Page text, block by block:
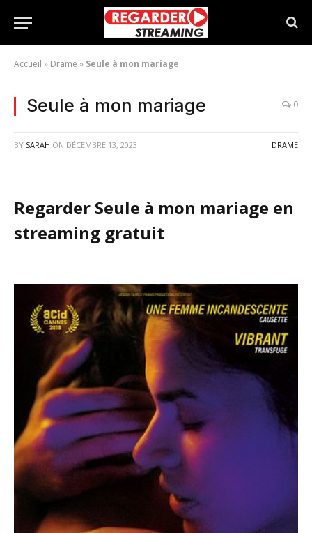
Accueil » Drame » Seule à mon mariage
Seule à mon mariage 0
BY SARAH ON DÉCEMBRE 13, 2023 DRAME
Regarder Seule à mon mariage en
streaming gratuit